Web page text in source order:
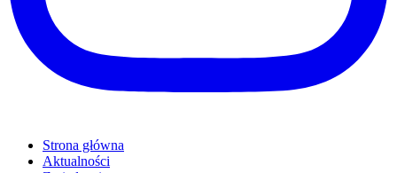
Strona główna
Aktualności